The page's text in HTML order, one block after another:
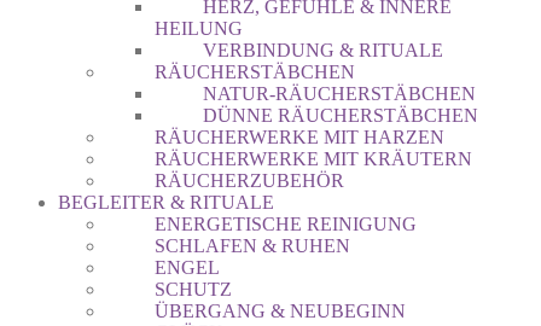
HERZ, GEFÜHLE & INNERE
HEILUNG
VERBINDUNG & RITUALE
RÄUCHERSTÄBCHEN
NATUR-RÄUCHERSTÄBCHEN
DÜNNE RÄUCHERSTÄBCHEN
RÄUCHERWERKE MIT HARZEN
RÄUCHERWERKE MIT KRÄUTERN
RÄUCHERZUBEHÖR
BEGLEITER & RITUALE
ENERGETISCHE REINIGUNG
SCHLAFEN & RUHEN
ENGEL
SCHUTZ
ÜBERGANG & NEUBEGINN